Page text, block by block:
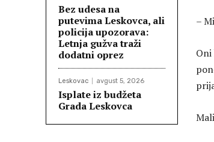
Bez udesa na
putevima Leskovca, ali
policija upozorava:
Letnja gužva traži
dodatni oprez
Leskovac avgust 5, 2026
Isplate iz budžeta
Grada Leskovca
–